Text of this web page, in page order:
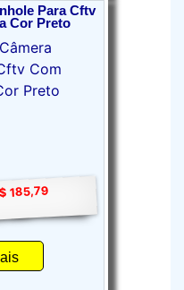
Para Cftv
Cor Preto
185,79